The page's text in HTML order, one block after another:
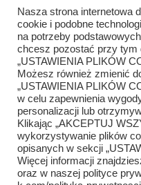
Polityka prywatności
Regulamin
Nasza strona internetowa
cookie i podobne
na potrzeby
chcesz pozostać przy tym
„USTAWIENIA PLIKÓW
Możesz również zmienić
„USTAWIENIA PLIKÓW
w celu zapewnienia
personalizacji lub
Klikając „AKCEPTUJ
wykorzystywanie plików
opisanych w sekcji
Więcej informacji
oraz w naszej polityce